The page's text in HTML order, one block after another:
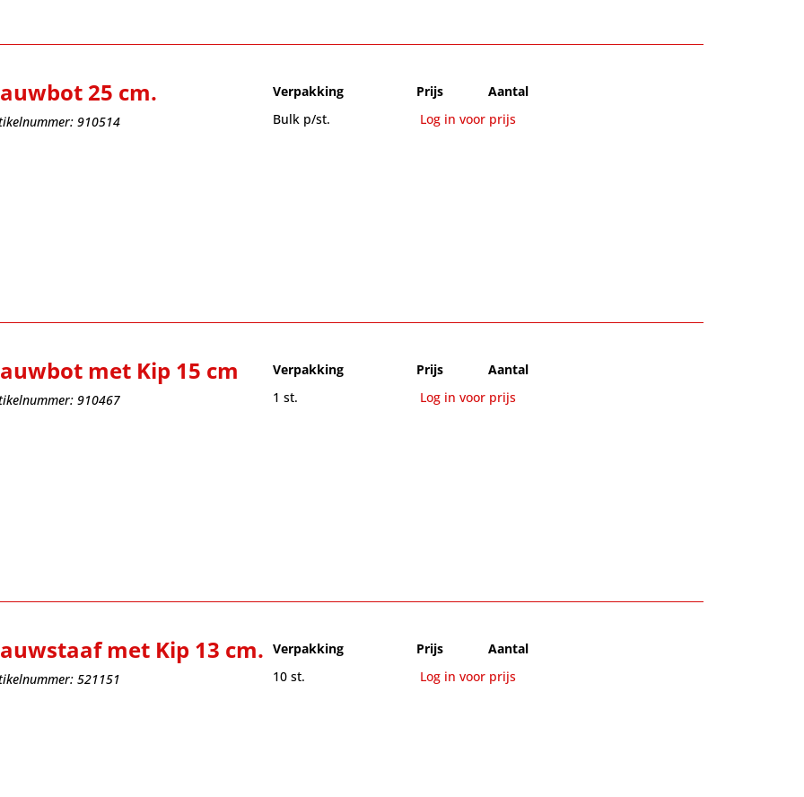
25 cm.
910514
Verpakking Prijs
Aantal
Bulk p/st.
Log in voor prijs
met Kip 15 cm
910467
Verpakking Prijs
Aantal
1 st.
Log in voor prijs
met Kip 13 cm.
521151
Verpakking Prijs
Aantal
10 st.
Log in voor prijs